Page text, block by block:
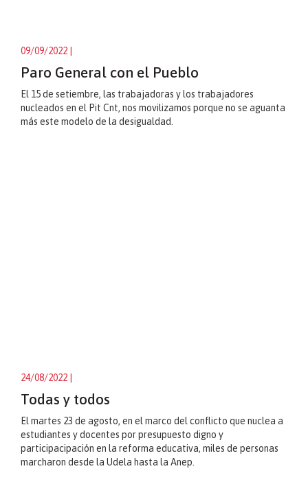
09/09/2022
Paro General con el Pueblo
El 15 de setiembre, las trabajadoras y los trabajadores
nucleados en el Pit Cnt, nos movilizamos porque no se aguanta
más este modelo de la desigualdad.
24/08/2022
Todas y todos
El martes 23 de agosto, en el marco del conflicto que nuclea a
estudiantes y docentes por presupuesto digno y
participacipación en la reforma educativa, miles de personas
marcharon desde la Udela hasta la Anep.